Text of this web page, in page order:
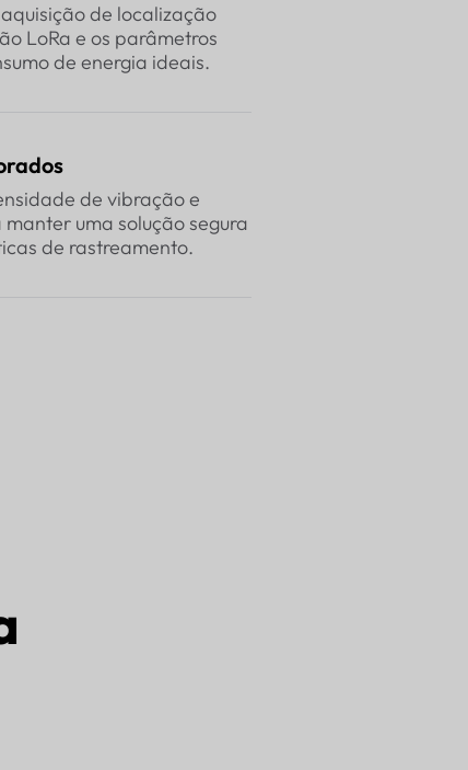
de localização
LoRa e os parâmetros
de energia ideais.
de vibração e
uma solução segura
de rastreamento.